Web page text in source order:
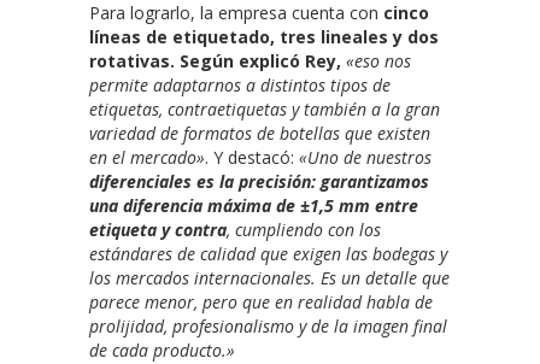
Para lograrlo, la empresa cuenta con cinco
líneas de etiquetado, tres lineales y dos
rotativas. Según explicó Rey, «eso nos
permite adaptarnos a distintos tipos de
etiquetas, contraetiquetas y también a la gran
variedad de formatos de botellas que existen
en el mercado». Y destacó: «Uno de nuestros
diferenciales es la precisión: garantizamos
una diferencia máxima de ±1,5 mm entre
etiqueta y contra, cumpliendo con los
estándares de calidad que exigen las bodegas y
los mercados internacionales. Es un detalle que
parece menor, pero que en realidad habla de
prolijidad, profesionalismo y de la imagen final
de cada producto.»